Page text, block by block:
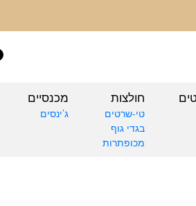
חולצות
טי-שרטים
בגדי גוף
מכופתרות
מכנסיים
ג’ינסים